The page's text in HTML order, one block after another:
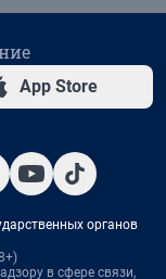
App Store
органов
в сфере связи,